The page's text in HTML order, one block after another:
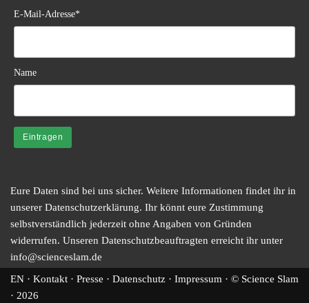
E-Mail-Adresse*
Name
Eure Daten sind bei uns sicher. Weitere Informationen findet ihr in
unserer Datenschutzerklärung. Ihr könnt eure Zustimmung
selbstverständlich jederzeit ohne Angaben von Gründen
widerrufen. Unseren Datenschutzbeauftragten erreicht ihr unter
info@scienceslam.de
EN · Kontakt · Presse · Datenschutz · Impressum · © Science Slam
· 2026